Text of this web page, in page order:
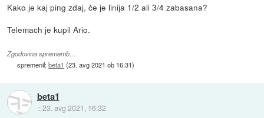
Kako je kaj ping zdaj, če je linija 1/2 ali 3/4 zabasana?
Telemach je kupil Ario.
Zgodovina sprememb…
spremenil:beta1 (23. avg 2021 ob 16:31)
beta1
::23. avg 2021, 16:32